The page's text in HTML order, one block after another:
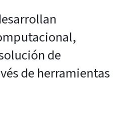
de
de herramientas